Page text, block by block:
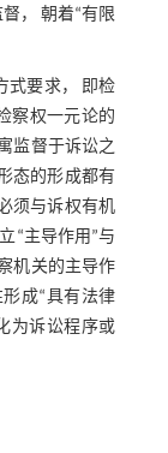
， 朝着“有限
式要求， 即检
察权一元论的
监督于诉讼之
态的形成都有
须与诉权有机
“主导作用”与
机关的主导作
成“具有法律
为诉讼程序或